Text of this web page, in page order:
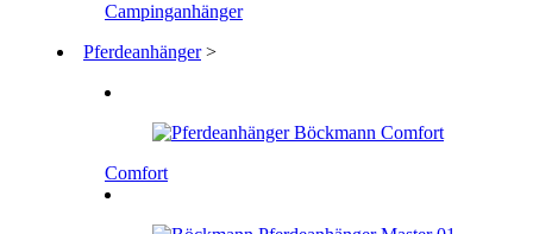
Campinganhänger
Pferdeanhänger >
Comfort